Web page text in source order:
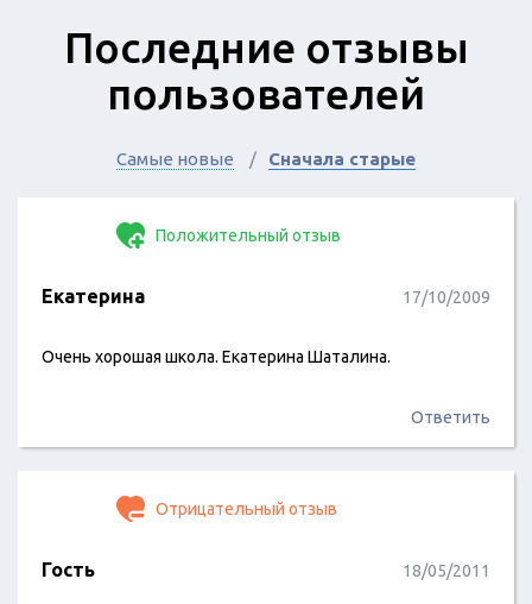
Последние отзывы
пользователей
Самые новые Сначала старые
Положительный отзыв
Екатерина 17/10/2009
Очень хорошая школа. Екатерина Шаталина.
Ответить
Отрицательный отзыв
Гость 18/05/2011